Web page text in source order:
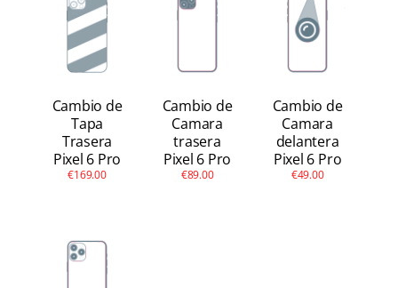
Cambio de
Tapa
Trasera
Pixel 6 Pro
€169.00
Cambio de
Camara
trasera
Pixel 6 Pro
€89.00
Cambio de
Camara
delantera
Pixel 6 Pro
€49.00